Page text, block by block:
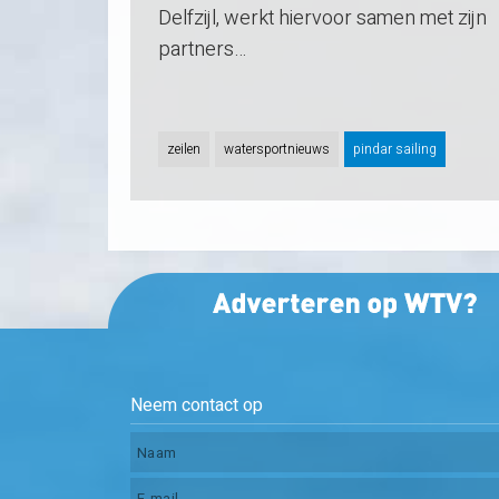
Delfzijl, werkt hiervoor samen met zijn
partners…
zeilen watersportnieuws pindar sailing
Neem contact op